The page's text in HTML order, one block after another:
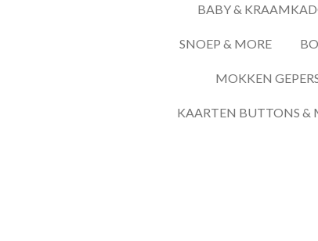
BABY &
SNOEP & MORE
MOKKEN
KAARTEN BUTTONS &